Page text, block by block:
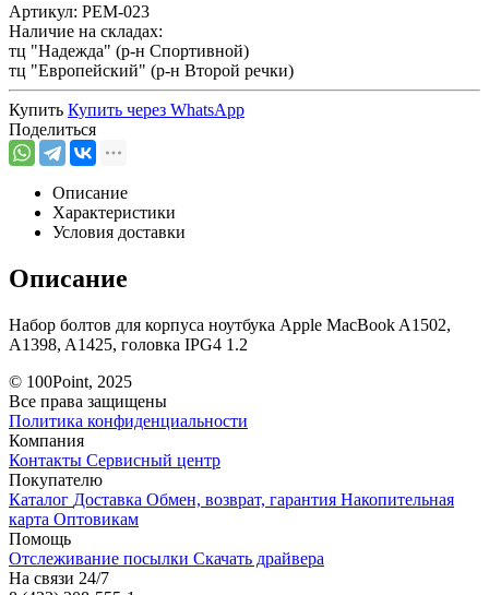
Артикул: РЕМ-023
Наличие на складах:
тц "Надежда" (р-н Спортивной)
тц "Европейский" (р-н Второй речки)
Купить Купить через WhatsApp
Поделиться
Описание
Характеристики
Условия доставки
Описание
Набор болтов для корпуса ноутбука Apple MacBook A1502,
A1398, A1425, головка IPG4 1.2
© 100Point, 2025
Все права защищены
Политика конфиденциальности
Компания
Контакты Сервисный центр
Покупателю
Каталог Доставка Обмен, возврат, гарантия Накопительная
карта Оптовикам
Помощь
Отслеживание посылки Скачать драйвера
На связи 24/7